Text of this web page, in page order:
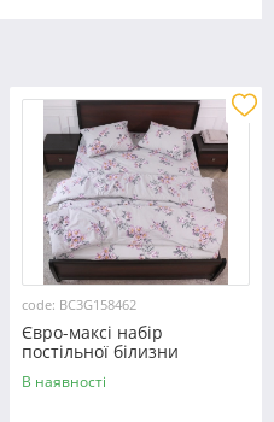
code: BC3G158462
Євро-максі набір
постільної білизни
200*220 із Бязі "Gold"
№158462 Черешенька™
В наявності